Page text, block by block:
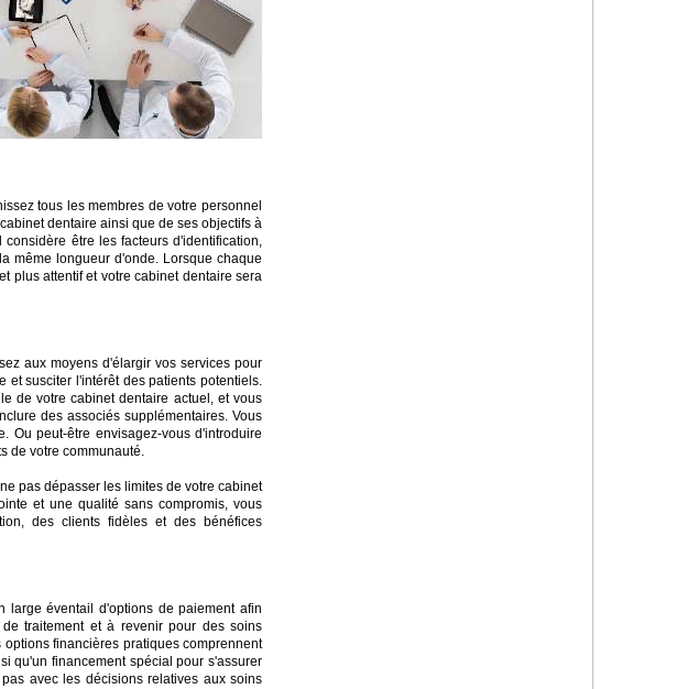
tous les membres de votre personnel
dentaire ainsi que de ses objectifs à
être les facteurs d'identification,
même longueur d'onde. Lorsque chaque
plus attentif et votre cabinet dentaire sera
aux moyens d'élargir vos services pour
et susciter l'intérêt des patients potentiels.
de votre cabinet dentaire actuel, et vous
des associés supplémentaires. Vous
Ou peut-être envisagez-vous d'introduire
de votre communauté.
pas dépasser les limites de votre cabinet
et une qualité sans compromis, vous
des clients fidèles et des bénéfices
large éventail d'options de paiement afin
traitement et à revenir pour des soins
financières pratiques comprennent
qu'un financement spécial pour s'assurer
avec les décisions relatives aux soins